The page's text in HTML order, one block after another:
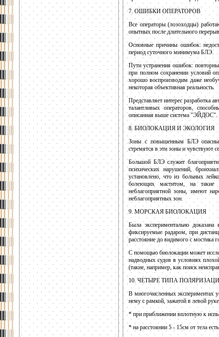
7. ОШИБКИ ОПЕРАТОРОВ
Все операторы (лозоходцы)
опытных после длительного
Основные причины ошибок:
период суточного минимума БЛЭ.
Пути устранения ошибок:
при полном сохранении условий
хорошо воспроизводим даже
некоторая объективная реальность.
Представляет интерес разработка
талантливых операторов,
описанная выше система "ЭЙДОС".
8. БИОЛОКАЦИЯ И ЭКОЛОГИЯ
Зоны с повышенным БЛЭ опасны
стремятся в эти зоны и чувствуют
Большой БЛЭ служит
психических нарушений,
установлено, что из больных
болеющих маститом, на такие
неблагоприятной зоны, имеют
неблагоприятных зон.
9. МОРСКАЯ БИОЛОКАЦИЯ
Была экспериментально
фиксируемые радаром, при
расстояние до видимого с мостика
С помощью биолокации может
надводных судов в условиях
(такие, например, как поиск
10. ЧЕТЫРЕ ТИПА
В многочисленных экспериментах
нему с рамкой, зажатой в левой
* при приближении вплотную к
* на расстоянии 5 - 15см от тела